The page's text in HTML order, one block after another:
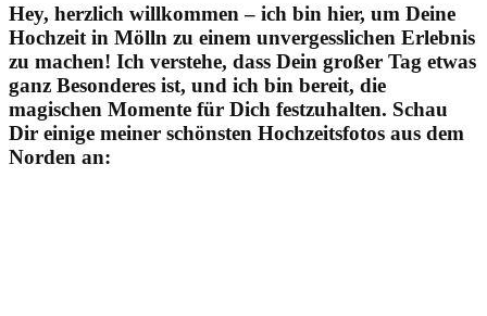
Hey, herzlich willkommen – ich bin hier, um Deine
Hochzeit in Mölln zu einem unvergesslichen Erlebnis
zu machen! Ich verstehe, dass Dein großer Tag etwas
ganz Besonderes ist, und ich bin bereit, die
magischen Momente für Dich festzuhalten. Schau
Dir einige meiner schönsten Hochzeitsfotos aus dem
Norden an: